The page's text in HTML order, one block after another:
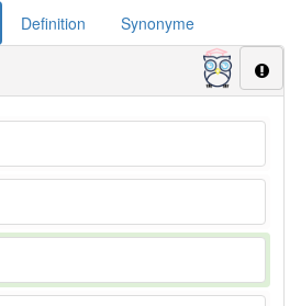
Definition Synonyme